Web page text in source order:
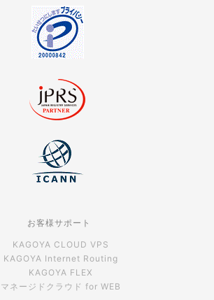
お客様サポート
KAGOYA CLOUD VPS
KAGOYA Internet Routing
KAGOYA FLEX
マネージドクラウド for WEB